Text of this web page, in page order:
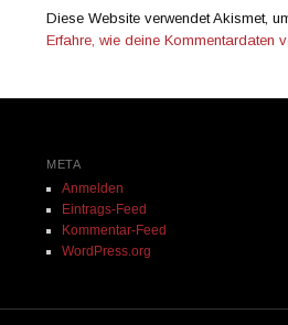
Diese Website verwendet Akismet,
Erfahre, wie deine Kommentardaten
META
Anmelden
Eintrags-Feed
Kommentar-Feed
WordPress.org